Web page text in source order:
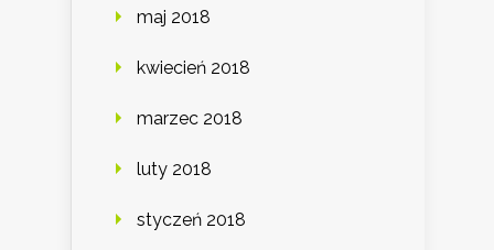
maj 2018
kwiecień 2018
marzec 2018
luty 2018
styczeń 2018